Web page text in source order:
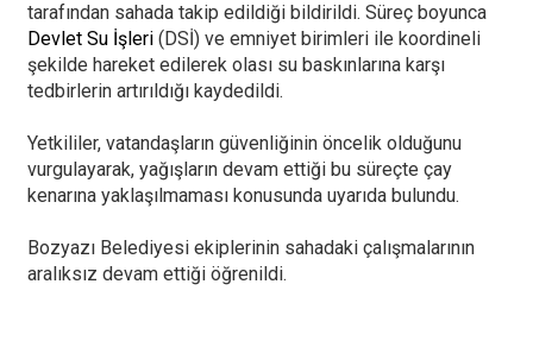
tarafından sahada takip edildiği bildirildi. Süreç boyunca
Devlet Su İşleri(DSİ) ve emniyet birimleri ile koordineli
şekilde hareket edilerek olası su baskınlarına karşı
tedbirlerin artırıldığı kaydedildi.
Yetkililer, vatandaşların güvenliğinin öncelik olduğunu
vurgulayarak, yağışların devam ettiği bu süreçte çay
kenarına yaklaşılmaması konusunda uyarıda bulundu.
Bozyazı Belediyesi ekiplerinin sahadaki çalışmalarının
aralıksız devam ettiği öğrenildi.